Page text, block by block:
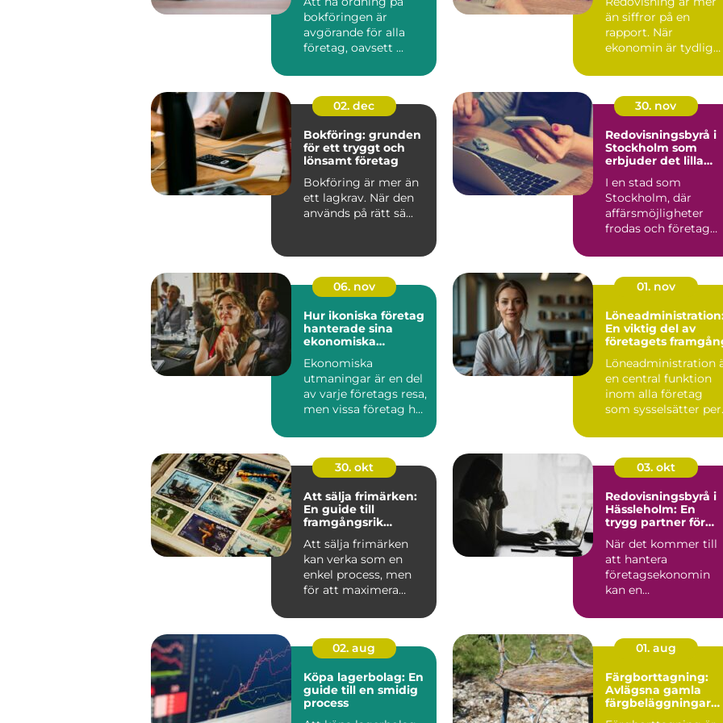
bokföringen är
avgörande för alla
företag, oavsett ...
än siffror på en
rapport. När
ekonomin är tydlig
02. dec
Bokföring: grunden
för ett tryggt och
lönsamt företag
Bokföring är mer än
ett lagkrav. När den
används på rätt sä...
30. nov
Redovisningsbyrå i
Stockholm som
erbjuder det lilla
I en stad som
Stockholm, där
affärsmöjligheter
frodas och företag
06. nov
Hur ikoniska företag
hanterade sina
ekonomiska
Ekonomiska
utmaningar är en del
av varje företags resa,
men vissa företag har
01. nov
En viktig del av
företagets
Löneadministration
en central funktion
inom alla företag
som sysselsätter
30. okt
Att sälja frimärken:
En guide till
framgångsrik
Att sälja frimärken
kan verka som en
enkel process, men
för att maximera
03. okt
Redovisningsbyrå i
Hässleholm: En
trygg partner för
När det kommer till
att hantera
företagsekonomin
kan en
Häss...
02. aug
Köpa lagerbolag: En
guide till en smidig
process
01. aug
Färgborttagning:
Avlägsna gamla
färgbeläggningar